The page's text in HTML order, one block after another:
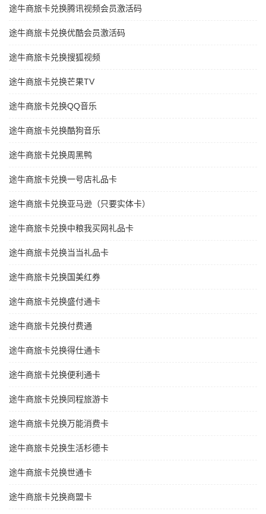
途牛商旅卡兑换腾讯视频会员激活码
途牛商旅卡兑换优酷会员激活码
途牛商旅卡兑换搜狐视频
途牛商旅卡兑换芒果TV
途牛商旅卡兑换QQ音乐
途牛商旅卡兑换酷狗音乐
途牛商旅卡兑换周黑鸭
途牛商旅卡兑换一号店礼品卡
途牛商旅卡兑换亚马逊（只要实体卡）
途牛商旅卡兑换中粮我买网礼品卡
途牛商旅卡兑换当当礼品卡
途牛商旅卡兑换国美红券
途牛商旅卡兑换盛付通卡
途牛商旅卡兑换付费通
途牛商旅卡兑换得仕通卡
途牛商旅卡兑换便利通卡
途牛商旅卡兑换同程旅游卡
途牛商旅卡兑换万能消费卡
途牛商旅卡兑换生活杉德卡
途牛商旅卡兑换世通卡
途牛商旅卡兑换商盟卡